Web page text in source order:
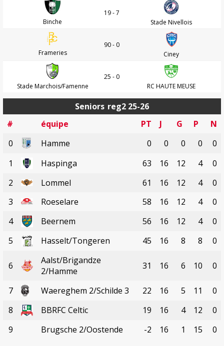
Binche
19 - 7
Stade Nivellois
Frameries
90 - 0
Ciney
Stade Marchois/Famenne
25 - 0
RC HAUTE MEUSE
Seniors reg2 25-26
#
équipe PT J G P
N
0
Hamme 0 0 0 0
0
1
Haspinga 63 16 12 4
0
2
Lommel 61 16 12 4
0
3
Roeselare 58 16 12 4
0
4
Beernem 56 16 12 4
0
5
Hasselt/Tongeren 45 16 8 8 0
6
Aalst/Brigandze
2/Hamme
31 16 6 10 0
7 Waereghem 2/Schilde 3 22 16 5 11
0
8
BBRFC Celtic 19 16 4 12
0
9
Brugsche 2/Oostende -2 16 1 15 0